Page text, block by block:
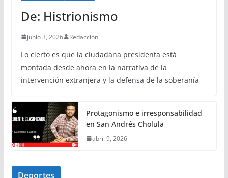
De: Histrionismo
junio 3, 2026 Redacción
Lo cierto es que la ciudadana presidenta está
montada desde ahora en la narrativa de la
intervención extranjera y la defensa de la soberanía
Protagonismo e irresponsabilidad
en San Andrés Cholula
abril 9, 2026
Deportes